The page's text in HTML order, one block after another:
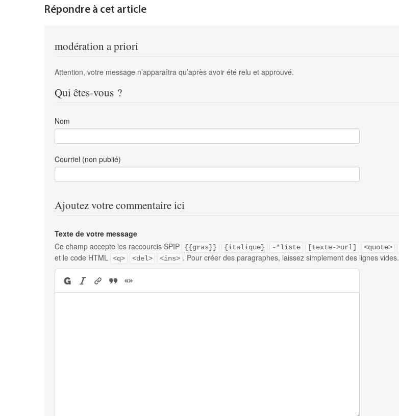
Répondre à cet article
modération a priori
Attention, votre message n’apparaîtra qu’après avoir été relu et approuvé.
Qui êtes-vous ?
Nom
Courriel (non publié)
Ajoutez votre commentaire ici
Texte de votre message
Ce champ accepte les raccourcis SPIP
{{gras}} {italique} -*liste [texte->url] <quote>
et le code HTML <q> <del> <ins> . Pour créer des paragraphes, laissez simplement des lignes vides.